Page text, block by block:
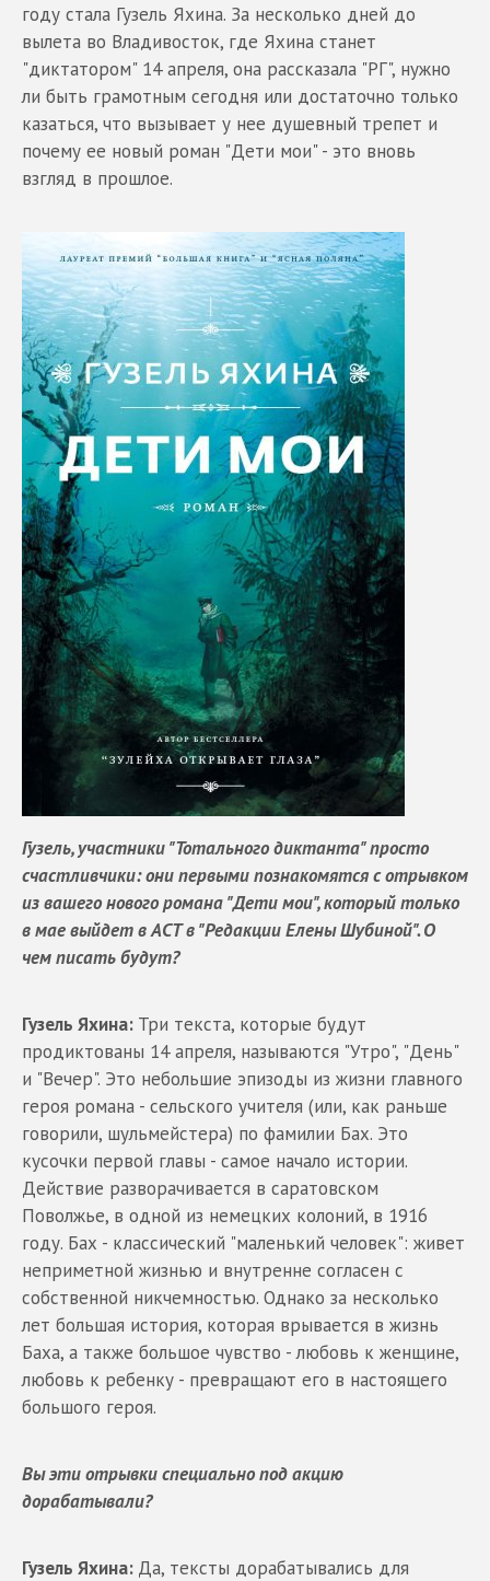
году стала Гузель Яхина. За несколько дней до
вылета во Владивосток, где Яхина станет
"диктатором" 14 апреля, она рассказала "РГ", нужно
ли быть грамотным сегодня или достаточно только
казаться, что вызывает у нее душевный трепет и
почему ее новый роман "Дети мои" - это вновь
взгляд в прошлое.
Гузель, участники "Тотального диктанта" просто
счастливчики: они первыми познакомятся с отрывком
из вашего нового романа "Дети мои", который только
в мае выйдет в АСТ в "Редакции Елены Шубиной". О
чем писать будут?
Гузель Яхина: Три текста, которые будут
продиктованы 14 апреля, называются "Утро", "День"
и "Вечер". Это небольшие эпизоды из жизни главного
героя романа - сельского учителя (или, как раньше
говорили, шульмейстера) по фамилии Бах. Это
кусочки первой главы - самое начало истории.
Действие разворачивается в саратовском
Поволжье, в одной из немецких колоний, в 1916
году. Бах - классический "маленький человек": живет
неприметной жизнью и внутренне согласен с
собственной никчемностью. Однако за несколько
лет большая история, которая врывается в жизнь
Баха, а также большое чувство - любовь к женщине,
любовь к ребенку - превращают его в настоящего
большого героя.
Вы эти отрывки специально под акцию
дорабатывали?
Гузель Яхина: Да, тексты дорабатывались для